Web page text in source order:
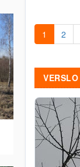
1 2